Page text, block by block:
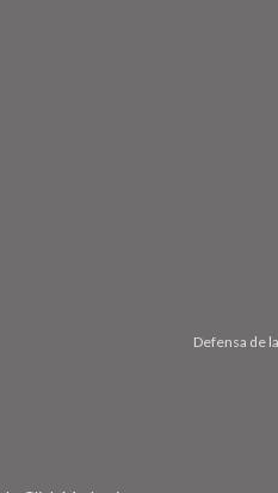
Defensa de